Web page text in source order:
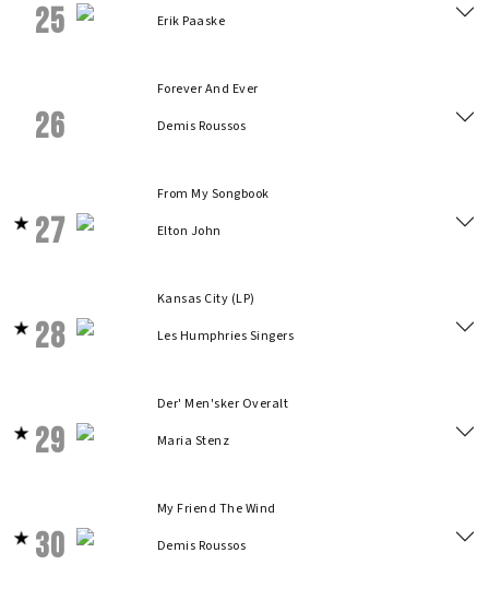
25
Erik Paaske
26
Forever And Ever
Demis Roussos
27
From My Songbook
Elton John
28
Kansas City (LP)
Les Humphries Singers
29
Der' Men'sker Overalt
Maria Stenz
30
My Friend The Wind
Demis Roussos